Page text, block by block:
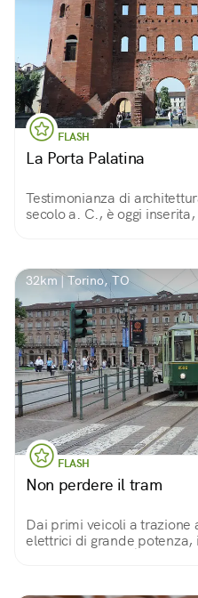
FLASH
La Porta Palatina
Testimonianza di
secolo a. C., è oggi
32km | Torino, TO
FLASH
Non perdere il tram
Dai primi veicoli a
elettrici di grande